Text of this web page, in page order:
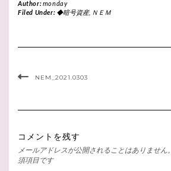
Author:monday
Filed Under: ◆暗号資産, ＮＥＭ
NEM_2021.0303
コメントを残す
メールアドレスが公開されることはありません。
須項目です